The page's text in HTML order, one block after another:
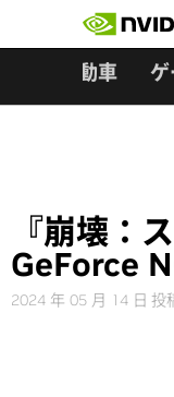
自動車 ゲ
『崩壊：
GeForce
2024 年 05 月 14 日 投